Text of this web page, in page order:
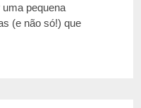
pequena
(e não só!) que